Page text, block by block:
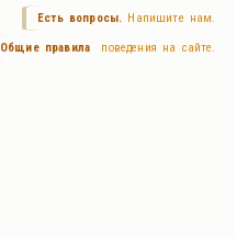
Есть вопросы. Напишите нам.
Общие правила поведения на сайте.